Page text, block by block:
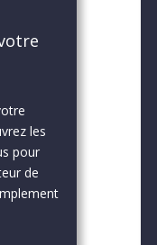
les
pour
de